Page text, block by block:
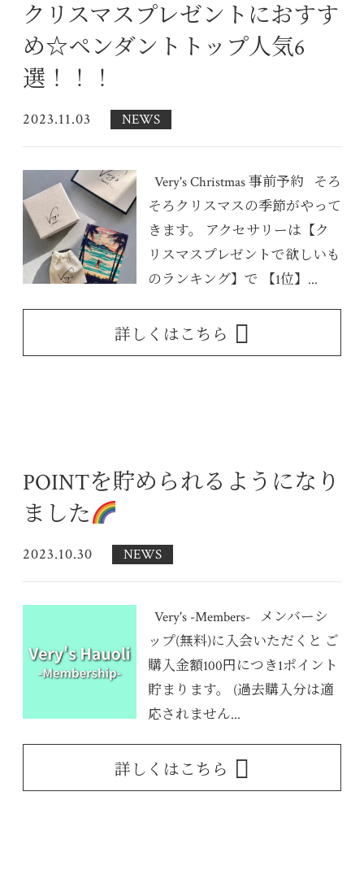
クリスマスプレゼントにおすす
め☆ペンダントトップ人気6
選！！！
2023.11.03 NEWS
Very's Christmas 事前予約 そろ
そろクリスマスの季節がやって
きます。 アクセサリーは【ク
リスマスプレゼントで欲しいも
のランキング】で 【1位】...
詳しくはこちら
POINTを貯められるようになり
ました
2023.10.30 NEWS
Very's -Members- メンバーシ
ップ(無料)に入会いただくと ご
購入金額100円につき1ポイント
貯まります。 (過去購入分は適
応されません...
詳しくはこちら